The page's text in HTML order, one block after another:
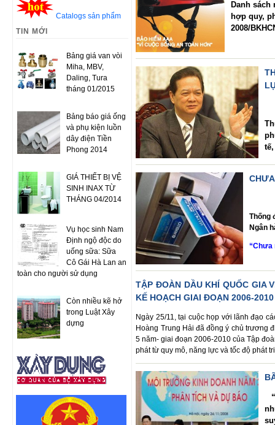
Catalogs sản phẩm
TIN MỚI
Bảng giá van vòi
Miha, MBV,
Daling, Tura
tháng 01/2015
Bảng báo giá ống
và phụ kiện luồn
dây điện Tiền
Phong 2014
GIÁ THIẾT BỊ VỆ
SINH INAX TỪ
THÁNG 04/2014
Vụ học sinh Nam
Định ngộ độc do
uống sữa: Sữa
Cô Gái Hà Lan an
toàn cho người sử dụng
Còn nhiều kẽ hở
trong Luật Xây
dựng
Danh
hợp quy,
2008/
Thống
Ngân
“Chưa
TẬP ĐOÀN DẦU KHÍ QUỐC GIA
KẾ HOẠCH GIAI ĐOẠN 2006-2010
Ngày 25/11, tại cuộc họp với lãnh đạo
Hoàng Trung Hải đã đồng ý chủ trương
5 năm- giai đoạn 2006-2010 của Tập
phát từ quy mô, năng lực và tốc độ phát